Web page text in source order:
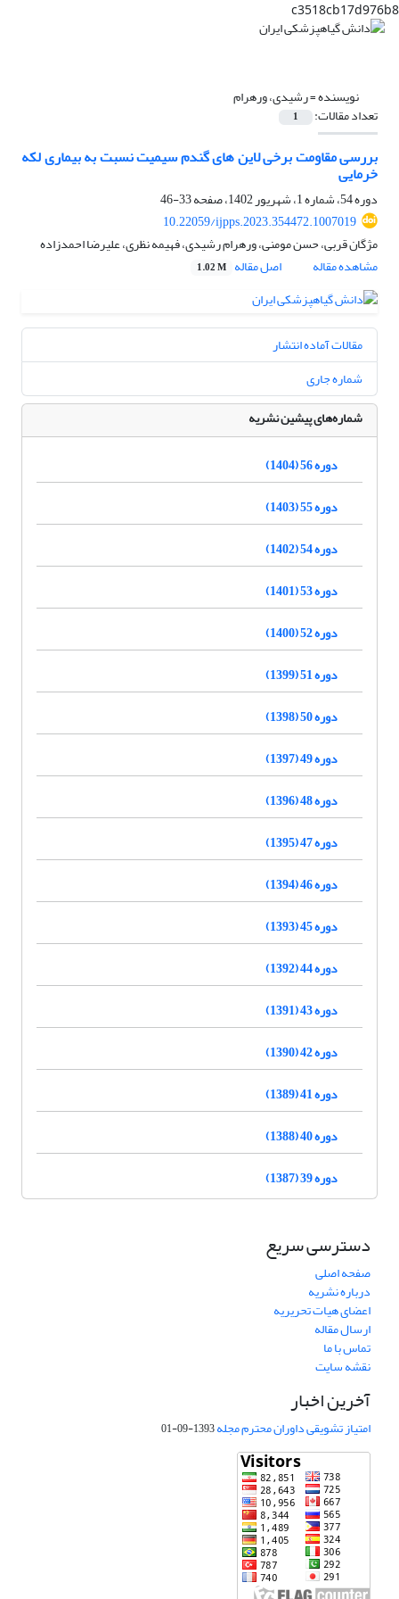
c3518cb17d976b8
نویسنده =رشیدی، ورهرام
تعداد مقالات: 1
بررسی مقاومت برخی لاین های گندم سیمیت نسبت به بیماری لکه
خرمایی
دوره 54، شماره 1، شهریور 1402، صفحه
33-46
10.22059/ijpps.2023.354472.1007019
مژگان قربی، حسن مومنی، ورهرام رشیدی، فهیمه نظری، علیرضا احمدزاده
مشاهده مقاله
اصل مقاله 1.02 M
مقالات آماده انتشار
شماره جاری
شماره‌های پیشین نشریه
دوره 56 (1404)
دوره 55 (1403)
دوره 54 (1402)
دوره 53 (1401)
دوره 52 (1400)
دوره 51 (1399)
دوره 50 (1398)
دوره 49 (1397)
دوره 48 (1396)
دوره 47 (1395)
دوره 46 (1394)
دوره 45 (1393)
دوره 44 (1392)
دوره 43 (1391)
دوره 42 (1390)
دوره 41 (1389)
دوره 40 (1388)
دوره 39 (1387)
دسترسی سریع
صفحه اصلی
درباره نشریه
اعضای هیات تحریریه
ارسال مقاله
تماس با ما
نقشه سایت
آخرین اخبار
امتیاز تشویقی داوران محترم مجله1393-09-01